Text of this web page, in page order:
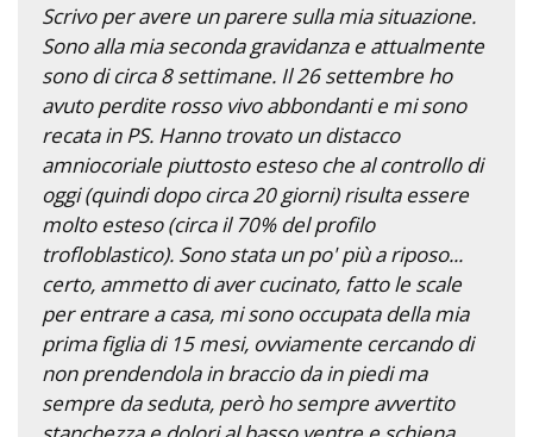
Scrivo per avere un parere sulla mia situazione.
Sono alla mia seconda gravidanza e attualmente
sono di circa 8 settimane. Il 26 settembre ho
avuto perdite rosso vivo abbondanti e mi sono
recata in PS. Hanno trovato un distacco
amniocoriale piuttosto esteso che al controllo di
oggi (quindi dopo circa 20 giorni) risulta essere
molto esteso (circa il 70% del profilo
trofloblastico). Sono stata un po' più a riposo...
certo, ammetto di aver cucinato, fatto le scale
per entrare a casa, mi sono occupata della mia
prima figlia di 15 mesi, ovviamente cercando di
non prendendola in braccio da in piedi ma
sempre da seduta, però ho sempre avvertito